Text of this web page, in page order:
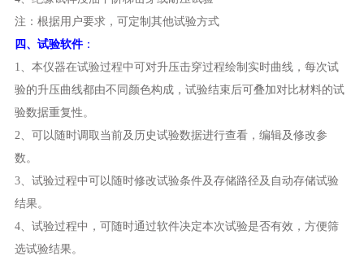
注：根据用户要求，可定制其他试验方式
四、 试验软件：
1、本仪器在试验过程中可对升压击穿过程绘制实时曲线，每次试
验的升压曲线都由不同颜色构成，试验结束后可叠加对比材料的试
验数据重复性。
2、可以随时调取当前及历史试验数据进行查看，编辑及修改参
数。
3、试验过程中可以随时修改试验条件及存储路径及自动存储试验
结果。
4、试验过程中，可随时通过软件决定本次试验是否有效，方便筛
选试验结果。